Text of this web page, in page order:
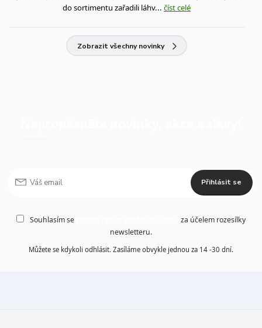
do sortimentu zařadili láhv... číst celé
Zobrazit všechny novinky
Přihlásit se
Souhlasím se
za účelem rozesílky
newsletteru.
Můžete se kdykoli odhlásit. Zasíláme obvykle jednou za 14 -30 dní.